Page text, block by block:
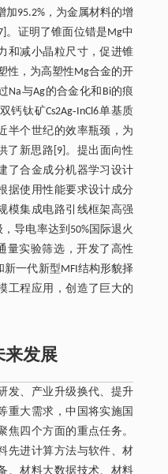
加95.2%，为金属材料的增
。证明了锥面位错是Mg中
和减小晶粒尺寸，促进锥
性，为高塑性Mg合金的开
Na与Ag的合金化和Bi的痕
钛矿Cs2Ag‐InCl6单基质
半个世纪的效率瓶颈，为
了新思路[9]。提出面向性
了合金成分机器学习设计
据使用性能要求设计成分
模集成电路引线框架高强
导电率达到50%国际退火
量实验筛选，开发了高性
一代新型MFI结构形貌择
工程应用，创造了巨大的
来发展
发、产业升级换代、提升
重大需求，中国将实施国
焦四个方面的重点任务。
先进计算方法与软件、材
、材料大数据技术、材料